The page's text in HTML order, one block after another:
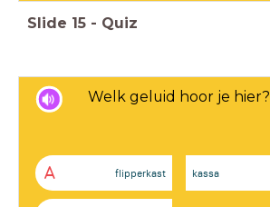
Slide 15 - Quiz
Welk geluid hoor je hier?
A flipperkast kassa